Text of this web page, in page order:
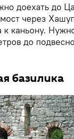
доехать до
через
к каньону.
до
базилика